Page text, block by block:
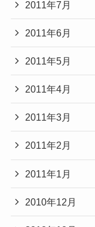
2011年7月
2011年6月
2011年5月
2011年4月
2011年3月
2011年2月
2011年1月
2010年12月